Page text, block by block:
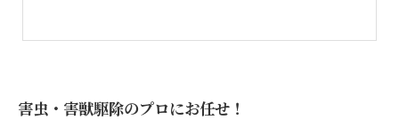
害虫・害獣駆除のプロにお任せ！